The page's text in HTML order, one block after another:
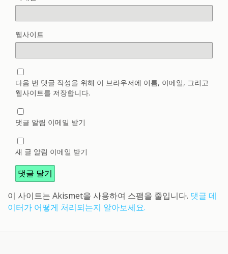
웹사이트
다음 번 댓글 작성을 위해 이 브라우저에 이름, 이메일, 그리고
웹사이트를 저장합니다.
댓글 알림 이메일 받기
새 글 알림 이메일 받기
이 사이트는 Akismet을 사용하여 스팸을 줄입니다. 댓글 데
이터가 어떻게 처리되는지 알아보세요.